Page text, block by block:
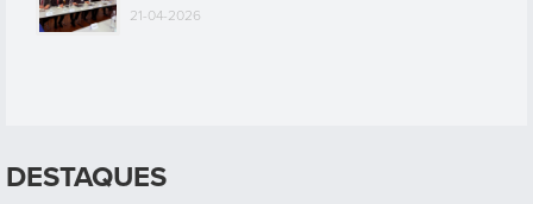
21-04-2026
DESTAQUES